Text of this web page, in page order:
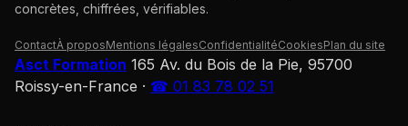
concrètes, chiffrées, vérifiables.
ContactÀ proposMentions légalesConfidentialitéCookiesPlan du site
Asct Formation 165 Av. du Bois de la Pie, 95700
Roissy-en-France · ☎ 01 83 78 02 51